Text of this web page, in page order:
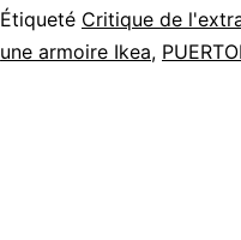
Étiqueté Critique de
une armoire Ikea,